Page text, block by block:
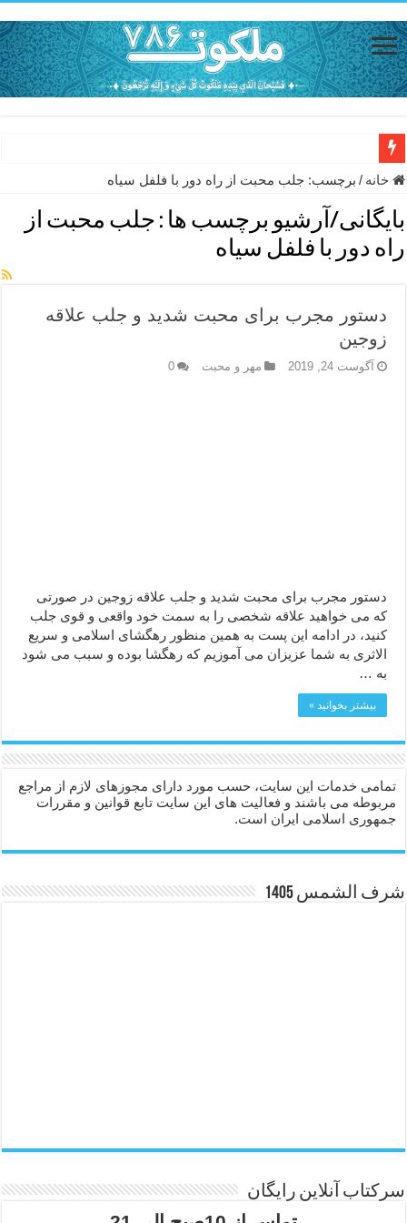
حاجت روایی با ذکر صلوات خاصه امام رضا (ع) – دعای شفای بیمار از
دعای حفظ جان خانواده از بلا در سفر – دعای دفع بلا در قرآن
دعای مجرب برای رفع گرفتاری – ذکر قوی برای جلوگیری از اندوه و
دعا برای عاشق شدن طرف مقابل – عاشق کردن طرف مقابل از راه
انواع ذکرهای الهی و خواص آن – مجرب ترین ذکرها برای برآوردن
دعای روزی و رفع فقر – دعای مجرب برای گشایش مالی و برکت در کار
خانه / برچسب: جلب محبت از راه دور با فلفل سیاه
بایگانی/آرشیو برچسب ها : جلب محبت از
راه دور با فلفل سیاه
دستور مجرب برای محبت شدید و جلب علاقه
زوجین
آگوست 24, 2019 مهر و محبت 0
دستور مجرب برای محبت شدید و جلب علاقه زوجین در صورتی
که می خواهید علاقه شخصی را به سمت خود واقعی و قوی جلب
کنید، در ادامه این پست به همین منظور رهگشای اسلامی و سریع
الاثری به شما عزیزان می آموزیم که رهگشا بوده و سبب می شود
به …
بیشتر بخوانید »
تمامی خدمات این سایت، حسب مورد دارای مجوزهای لازم از مراجع
مربوطه می باشند و فعالیت های این سایت تابع قوانین و مقررات
جمهوری اسلامی ایران است.
شرف الشمس 1405
سرکتاب آنلاین رایگان